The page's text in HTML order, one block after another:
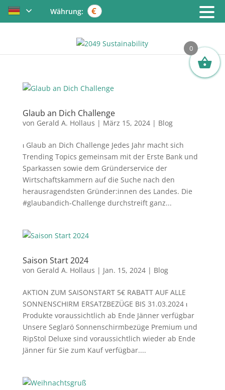
Währung: €
Glaub an Dich Challenge
von Gerald A. Hollaus | März 15, 2024| Blog
ι Glaub an Dich Challenge Jedes Jahr macht sich
Trending Topics gemeinsam mit der Erste Bank und
Sparkassen sowie dem Gründerservice der
Wirtschaftskammern auf die Suche nach den
herausragendsten Gründer:innen des Landes. Die
#glaubandich-Challenge durchstreift ganz...
Saison Start 2024
von Gerald A. Hollaus | Jan. 15, 2024| Blog
AKTION ZUM SAISONSTART 5€ RABATT AUF ALLE
SONNENSCHIRM ERSATZBEZÜGE BIS 31.03.2024 ι
Produkte voraussichtlich ab Ende Jänner verfügbar
Unsere Seglarö Sonnenschirmbezüge Premium und
RipStol Deluxe sind voraussichtlich wieder ab Ende
Jänner für Sie zum Kauf verfügbar....
0